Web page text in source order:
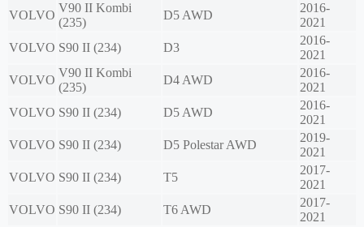
VOLVO
V90 II Kombi
(235)
D5 AWD
2016-
2021
VOLVO S90 II (234) D3
2016-
2021
VOLVO
V90 II Kombi
(235)
D4 AWD
2016-
2021
VOLVO S90 II (234) D5 AWD
2016-
2021
VOLVO S90 II (234) D5 Polestar AWD
2019-
2021
VOLVO S90 II (234) T5
2017-
2021
VOLVO S90 II (234) T6 AWD
2017-
2021